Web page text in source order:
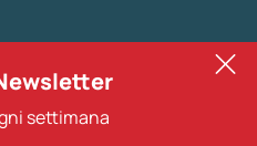
settimana